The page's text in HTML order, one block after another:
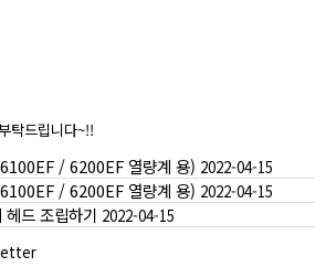
탁드립니다~!!
/ 6200EF 열량계 용) 2022-04-15
/ 6200EF 열량계 용) 2022-04-15
드 조립하기 2022-04-15